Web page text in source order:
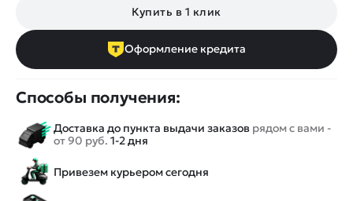
Купить в 1 клик
Оформление кредита
Способы получения:
Доставка до пункта выдачи заказов рядом с вами -
от 90 руб. 1-2 дня
Привезем курьером сегодня